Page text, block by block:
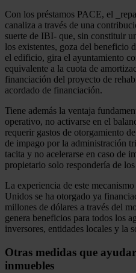
Con los préstamos PACE, el
canaliza a través de una
suerte de IBI- que, sin constituir
los existentes, goza del beneficio
el edificio, gira el ayuntamiento
equivalente a la cuota de
financiación del proyecto de
acordado de financiación.
Tiene además la ventaja
operativo, no activarse en el
requerir gastos de otorgamiento
de impago por la administración
tacita y no acelerarse en caso de
propietario solo respondería de
La experiencia de este
Unidos se ha otorgado ya
millones de dólares a través del
genera beneficios para todos los
inversores, entidades locales y la
Otras medidas que
inmuebles